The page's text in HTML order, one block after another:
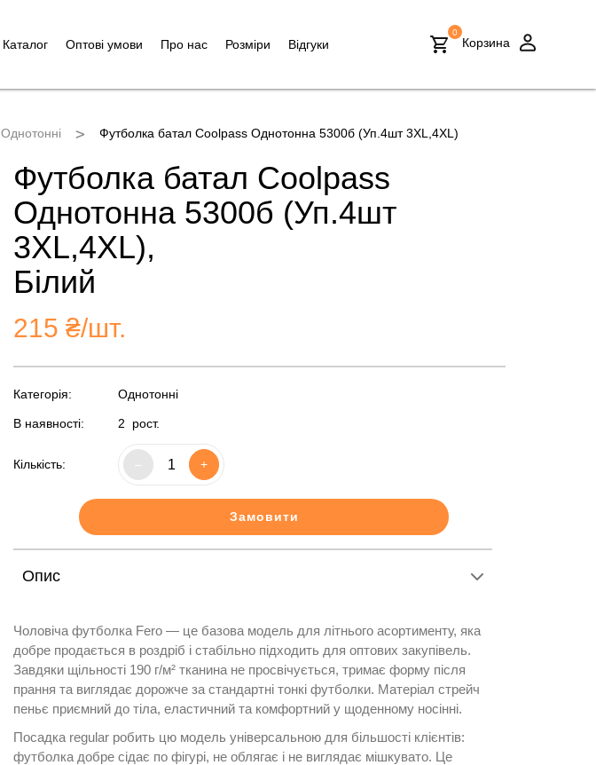
Каталог Оптові умови Про нас Розміри Відгуки
0
Корзина
Однотонні Футболка батал Coolpass Однотонна 5300б (Уп.4шт 3XL,4XL)
Футболка батал Coolpass
Однотонна 5300б (Уп.4шт
3XL,4XL),
Білий
215 ₴/шт.
Категорія: Однотонні
В наявності: 2 рост.
Кількість: +
Замовити
Опис
Чоловіча футболка Fero — це базова модель для літнього асортименту, яка
добре продається в роздріб і стабільно підходить для оптових закупівель.
Завдяки щільності 190 г/м² тканина не просвічується, тримає форму після
прання та виглядає дорожче за стандартні тонкі футболки. Матеріал стрейч
пеньє приємний до тіла, еластичний та комфортний у щоденному носінні.
Посадка regular робить цю модель універсальною для більшості клієнтів:
футболка добре сідає по фігурі, не облягає і не виглядає мішкувато. Це